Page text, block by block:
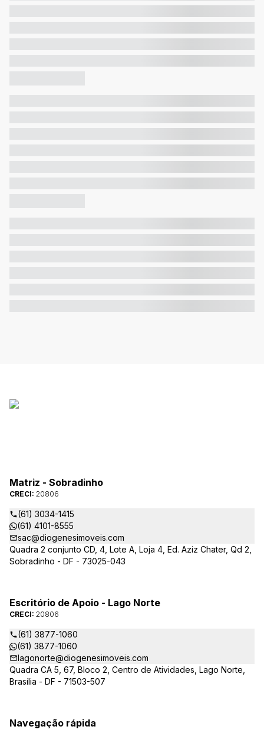
Matriz - Sobradinho
CRECI: 20806
(61) 3034-1415
(61) 4101-8555
sac@diogenesimoveis.com
Quadra 2 conjunto CD, 4, Lote A, Loja 4, Ed. Aziz Chater, Qd 2,
Sobradinho - DF - 73025-043
Escritório de Apoio - Lago Norte
CRECI: 20806
(61) 3877-1060
(61) 3877-1060
lagonorte@diogenesimoveis.com
Quadra CA 5, 67, Bloco 2, Centro de Atividades, Lago Norte,
Brasília - DF - 71503-507
Navegação rápida